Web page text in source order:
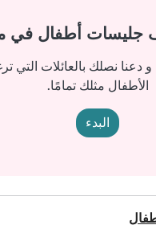
جليسات أطفال في
نصلك بالعائلات التي
الأطفال مثلك تمامًا.
البدء